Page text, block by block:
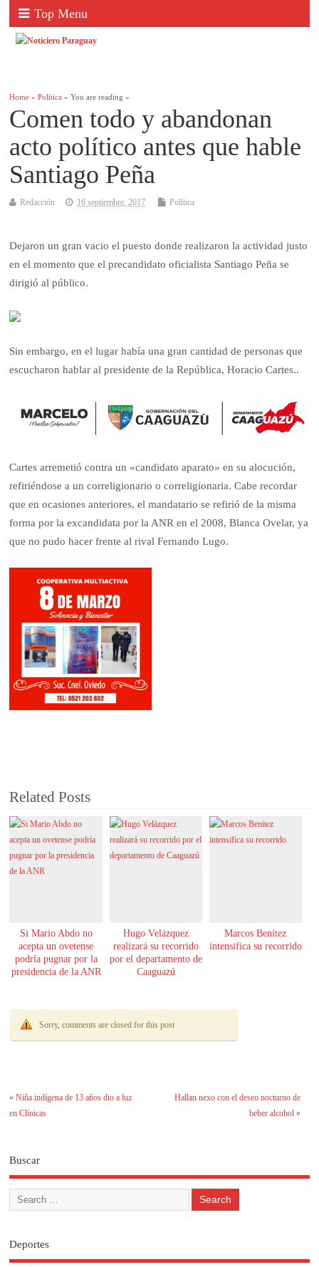
Top Menu
Home »Política » You are reading »
Comen todo y abandonan
acto político antes que hable
Santiago Peña
Redacción 16 septiembre, 2017 Política
Dejaron un gran vacio el puesto donde realizaron la actividad justo
en el momento que el precandidato oficialista Santiago Peña se
dirigió al público.
Sin embargo, en el lugar había una gran cantidad de personas que
escucharon hablar al presidente de la República, Horacio Cartes..
Cartes arremetió contra un «candidato aparato» en su alocución,
refiriéndose a un correligionario o correligionaria. Cabe recordar
que en ocasiones anteriores, el mandatario se refirió de la misma
forma por la excandidata por la ANR en el 2008, Blanca Ovelar, ya
que no pudo hacer frente al rival Fernando Lugo.
Related Posts
Si Mario Abdo no
acepta un ovetense
podría pugnar por la
presidencia de la ANR
Hugo Velázquez
realizará su recorrido
por el departamento de
Caaguazú
Marcos Benítez
intensifica su recorrido
Sorry, comments are closed for this post
«Niña indígena de 13 años dio a luz
en Clínicas
Hallan nexo con el deseo nocturno de
beber alcohol»
Buscar
Deportes